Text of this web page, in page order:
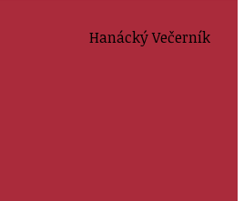
Hanácký Večerník